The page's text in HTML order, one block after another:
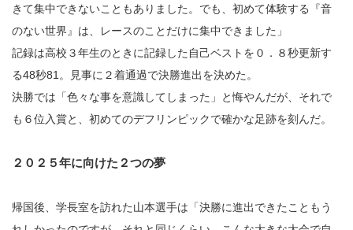
きて集中できないこともありました。でも、初めて体験する『音
のない世界』は、レースのことだけに集中できました」
記録は高校３年生のときに記録した自己ベストを０．８秒更新す
る48秒81。見事に２着通過で決勝進出を決めた。
決勝では「色々な事を意識してしまった」と悔やんだが、それで
も６位入賞と、初めてのデフリンピックで確かな足跡を刻んだ。
２０２５年に向けた２つの夢
帰国後、学長室を訪れた山本選手は「決勝に進出できたこともう